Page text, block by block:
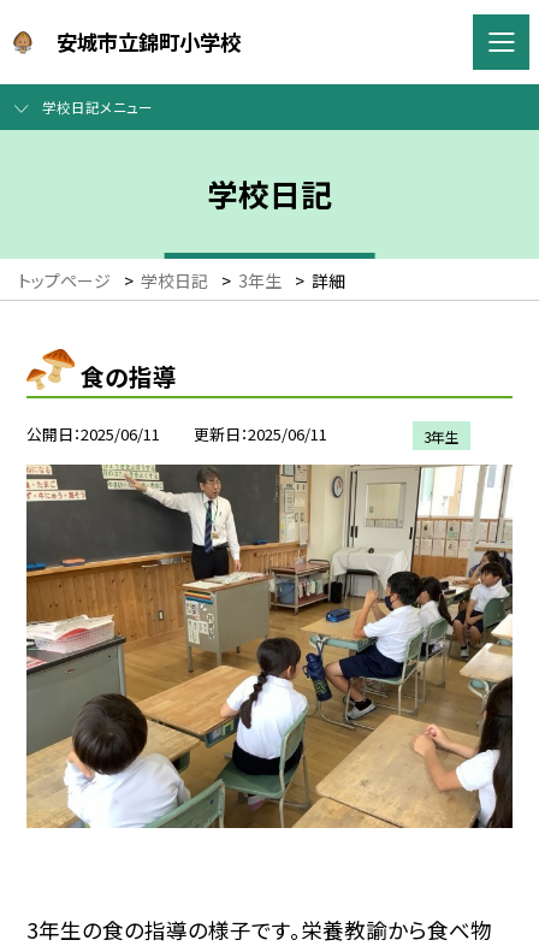
安城市立錦町小学校
学校日記メニュー
学校日記
トップページ > 学校日記 > 3年生 > 詳細
食の指導
公開日 2025/06/11 更新日 2025/06/11 3年生
3年生の食の指導の様子です。栄養教諭から食べ物